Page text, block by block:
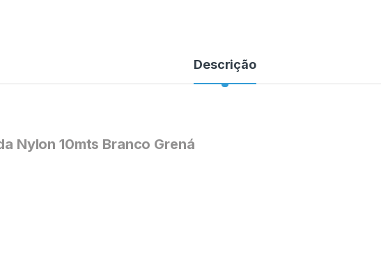
Descrição
Nylon 10mts Branco Grená